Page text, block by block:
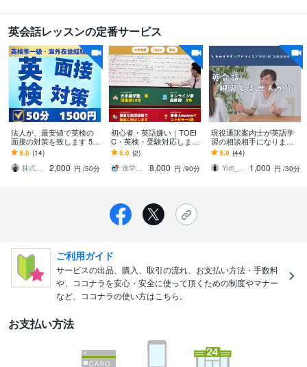
英会話レッスンの定番サービス
法人が、最安値で英検の
面接の対策を致します 50
分2000円 質問し放題！
海外経験5年！
5.0 (14)
株式会社Miyabee｜慶應生社長チーム
2,000 円 /50分
初心者・英語嫌い｜TOEI
C・英検・受験対応します
初級から600・2級・55
へ。そこから800・準1
級・70も
5.0 (2)
進学塾考学館_水野
8,000 円 /90分
現役通訳案内士が英語学
習の相談相手になります
英検一級、普段から英語
で観光客を案内している
プロのガイドです
5.0 (44)
Yuri_英検一級・日本文化のプロガイド
1,000 円 /30分
ご利用ガイド
サービスの出品、購入、取引の流れ、お支払い方法・手数料
や、ココナラを安心・安全に使って頂くための制度やマナー
など、ココナラの使い方はこちら。
お支払い方法